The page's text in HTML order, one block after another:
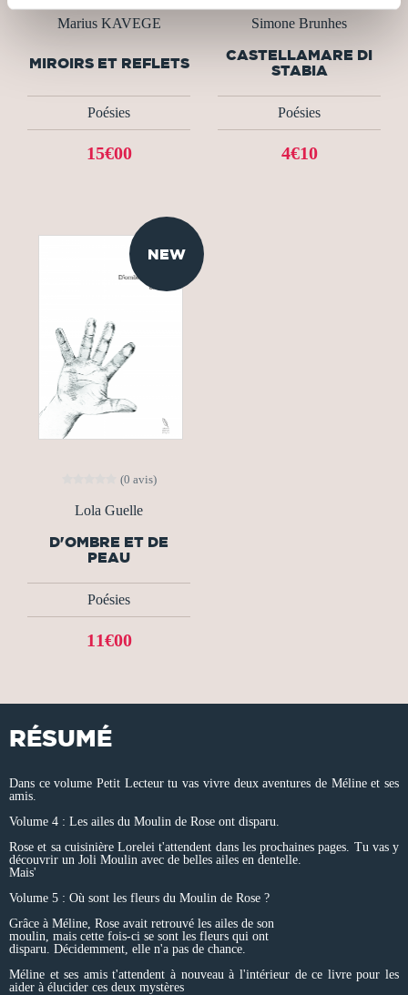
Marius KAVEGE
MIROIRS ET REFLETS
Poésies
15€00
Simone Brunhes
CASTELLAMARE DI
STABIA
Poésies
4€10
NEW
(0 avis)
Lola Guelle
D'OMBRE ET DE
PEAU
Poésies
11€00
RÉSUMÉ
Dans ce volume Petit Lecteur tu vas vivre deux aventures de Méline et ses
amis.
Volume 4 : Les ailes du Moulin de Rose ont disparu.
Rose et sa cuisinière Lorelei t'attendent dans les prochaines pages. Tu vas y
découvrir un Joli Moulin avec de belles ailes en dentelle.
Mais'
Volume 5 : Où sont les fleurs du Moulin de Rose ?
Grâce à Méline, Rose avait retrouvé les ailes de son
moulin, mais cette fois-ci se sont les fleurs qui ont
disparu. Décidemment, elle n'a pas de chance.
Méline et ses amis t'attendent à nouveau à l'intérieur de ce livre pour les
aider à élucider ces deux mystères